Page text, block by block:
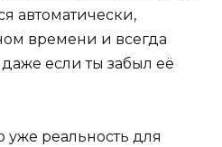
автоматически,
времени и всегда
даже если ты забыл её
уже реальность для